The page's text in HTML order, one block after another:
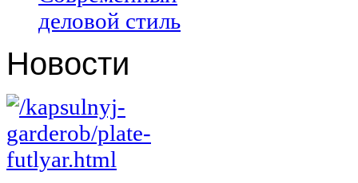
деловой стиль
Новости